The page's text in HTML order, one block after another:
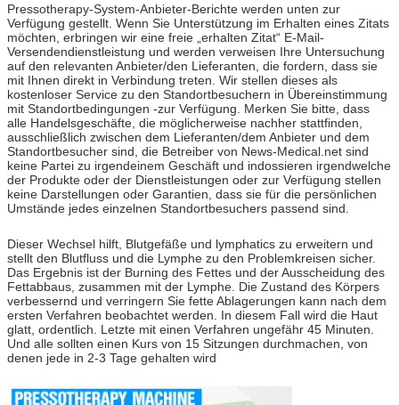
Pressotherapy-System-Anbieter-Berichte werden unten zur
Verfügung gestellt. Wenn Sie Unterstützung im Erhalten eines Zitats
möchten, erbringen wir eine freie „erhalten Zitat“ E-Mail-
Versendendienstleistung und werden verweisen Ihre Untersuchung
auf den relevanten Anbieter/den Lieferanten, die fordern, dass sie
mit Ihnen direkt in Verbindung treten. Wir stellen dieses als
kostenloser Service zu den Standortbesuchern in Übereinstimmung
mit Standortbedingungen -zur Verfügung. Merken Sie bitte, dass
alle Handelsgeschäfte, die möglicherweise nachher stattfinden,
ausschließlich zwischen dem Lieferanten/dem Anbieter und dem
Standortbesucher sind, die Betreiber von News-Medical.net sind
keine Partei zu irgendeinem Geschäft und indossieren irgendwelche
der Produkte oder der Dienstleistungen oder zur Verfügung stellen
keine Darstellungen oder Garantien, dass sie für die persönlichen
Umstände jedes einzelnen Standortbesuchers passend sind.
Dieser Wechsel hilft, Blutgefäße und lymphatics zu erweitern und
stellt den Blutfluss und die Lymphe zu den Problemkreisen sicher.
Das Ergebnis ist der Burning des Fettes und der Ausscheidung des
Fettabbaus, zusammen mit der Lymphe. Die Zustand des Körpers
verbessernd und verringern Sie fette Ablagerungen kann nach dem
ersten Verfahren beobachtet werden. In diesem Fall wird die Haut
glatt, ordentlich.
Letzte mit einen Verfahren ungefähr 45 Minuten.
Und alle sollten einen Kurs von 15 Sitzungen durchmachen, von
denen jede in 2-3 Tage gehalten wird